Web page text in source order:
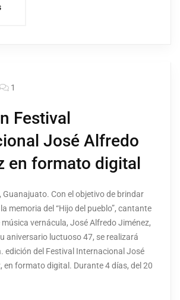
1
Festival
José Alfredo
en formato digital
Guanajuato. Con el objetivo de brindar
memoria del “Hijo del pueblo”, cantante
vernácula, José Alfredo Jiménez,
aniversario luctuoso 47, se realizará
edición del Festival Internacional José
en formato digital. Durante 4 días, del 20